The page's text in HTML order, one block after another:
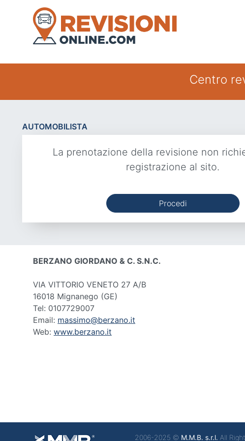
Centro
AUTOMOBILISTA
La prenotazione della revisione non
registrazione al sito.
Procedi
BERZANO GIORDANO & C. S.N.C.
VIA VITTORIO VENETO 27 A/B
16018 Mignanego (GE)
Tel: 0107729007
Email: massimo@berzano.it
Web: www.berzano.it
2006-2025 © M.M.B. s.r.l. All